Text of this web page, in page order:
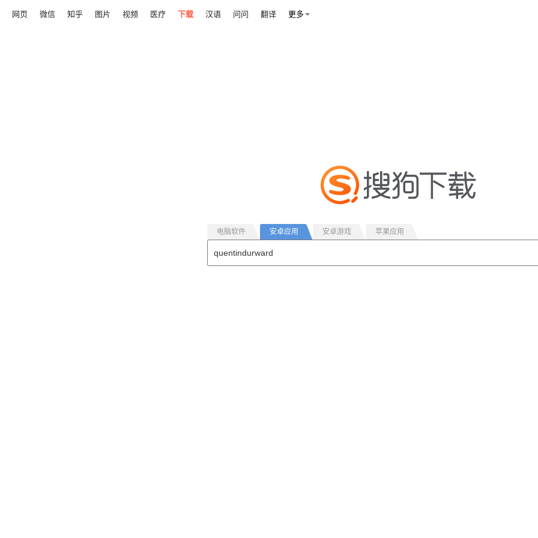
网页 微信 知乎 图片 视频 医疗 下载 汉语 问问 翻译 更多
电脑软件 安卓应用 安卓游戏 苹果应用